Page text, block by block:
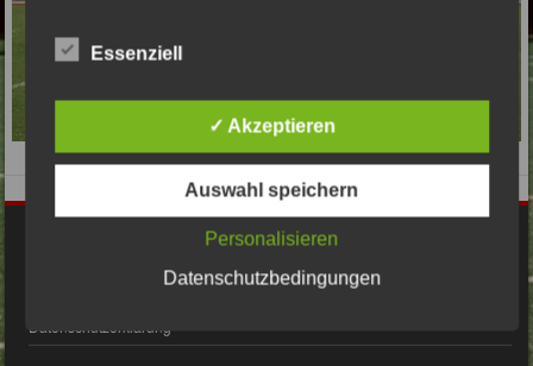
Datenschutzerklärung
Essenziell
✓ Akzeptieren
Auswahl speichern
Personalisieren
Datenschutzbedingungen